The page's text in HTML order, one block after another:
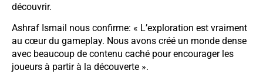
découvrir.
Ashraf Ismail nous confirme: « L’exploration est vraiment
au cœur du gameplay. Nous avons créé un monde dense
avec beaucoup de contenu caché pour encourager les
joueurs à partir à la découverte ».